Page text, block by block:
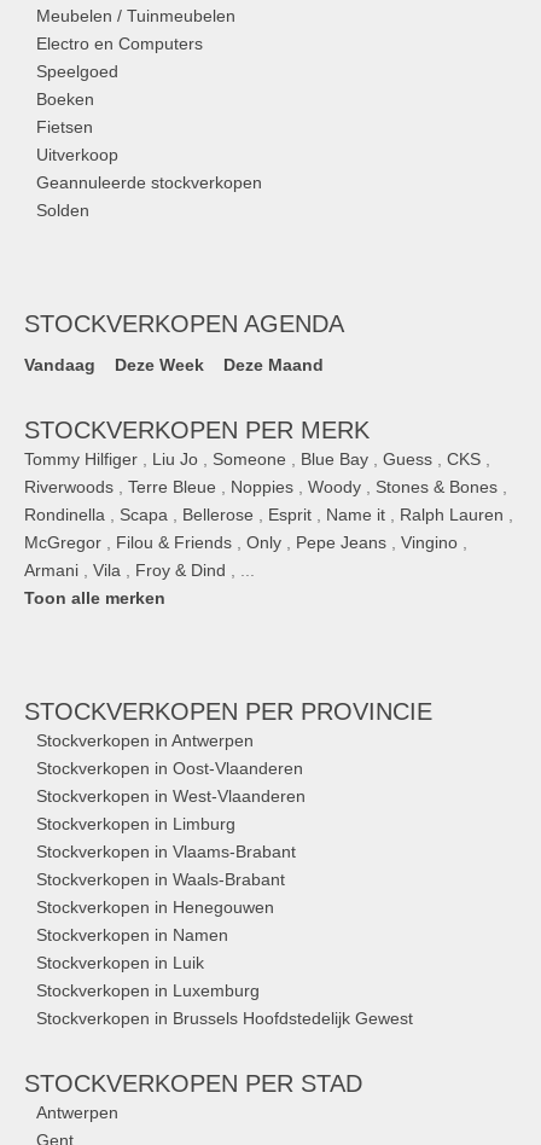
Meubelen / Tuinmeubelen
Electro en Computers
Speelgoed
Boeken
Fietsen
Uitverkoop
Geannuleerde stockverkopen
Solden
STOCKVERKOPEN AGENDA
Vandaag Deze Week Deze Maand
STOCKVERKOPEN PER MERK
Tommy Hilfiger , Liu Jo , Someone , Blue Bay , Guess , CKS ,
Riverwoods , Terre Bleue , Noppies , Woody , Stones & Bones ,
Rondinella , Scapa , Bellerose , Esprit , Name it , Ralph Lauren ,
McGregor , Filou & Friends , Only , Pepe Jeans , Vingino ,
Armani , Vila , Froy & Dind , ...
Toon alle merken
STOCKVERKOPEN PER PROVINCIE
Stockverkopen in Antwerpen
Stockverkopen in Oost-Vlaanderen
Stockverkopen in West-Vlaanderen
Stockverkopen in Limburg
Stockverkopen in Vlaams-Brabant
Stockverkopen in Waals-Brabant
Stockverkopen in Henegouwen
Stockverkopen in Namen
Stockverkopen in Luik
Stockverkopen in Luxemburg
Stockverkopen in Brussels Hoofdstedelijk Gewest
STOCKVERKOPEN PER STAD
Antwerpen
Gent